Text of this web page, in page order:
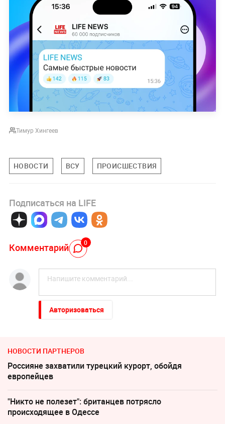
Тимур Хингеев
НОВОСТИ ВСУ ПРОИСШЕСТВИЯ
Подписаться на LIFE
Комментарий 0
Авторизоваться
НОВОСТИ ПАРТНЕРОВ
Россияне захватили турецкий курорт, обойдя
европейцев
"Никто не полезет": британцев потрясло
происходящее в Одессе